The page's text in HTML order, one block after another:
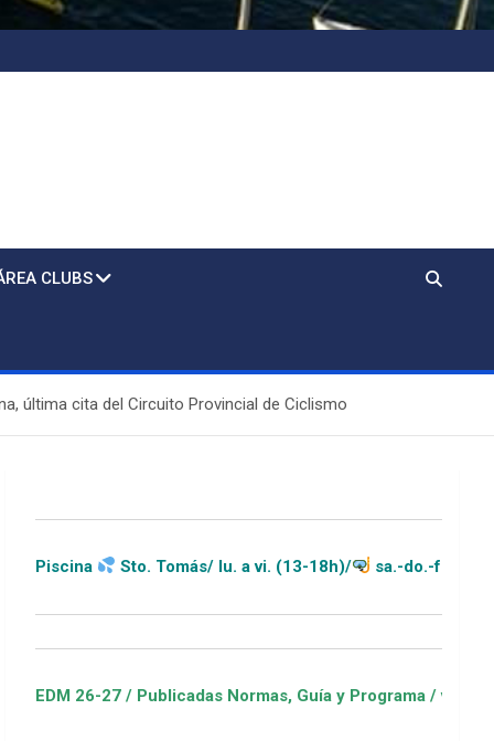
CLUBS
última cita del Circuito Provincial de Ciclismo
Sto. Tomás/ lu. a vi. (13-18h)/ sa.-do.-festivos (11-20h)
Publicadas Normas, Guía y Programa / ver Escuelas